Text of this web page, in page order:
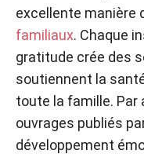
excellente manière
familiaux. Chaque
gratitude crée des
soutiennent la
toute la famille. Par
ouvrages publiés
développement